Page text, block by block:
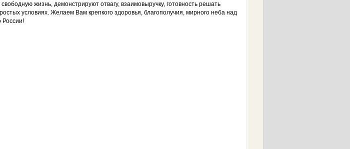
жизнь, демонстрируют отвагу, взаимовыручку, готовность решать
условиях. Желаем Вам крепкого здоровья, благополучия, мирного неба над
России!